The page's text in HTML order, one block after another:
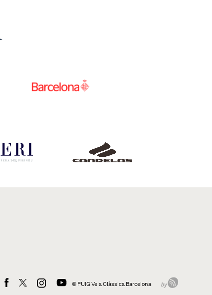
© PUIG Vela Clàssica Barcelona